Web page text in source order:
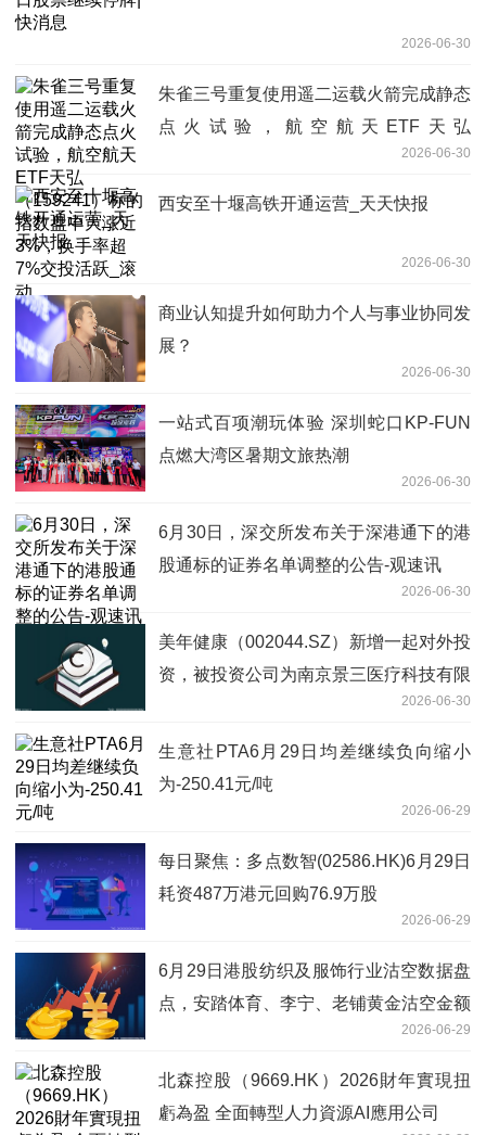
2026-06-30
朱雀三号重复使用遥二运载火箭完成静态
点火试验，航空航天ETF天弘
（159241）标的指数盘中大涨近3%，换
手率超7%交投活跃_滚动
2026-06-30
西安至十堰高铁开通运营_天天快报
2026-06-30
商业认知提升如何助力个人与事业协同发
展？
2026-06-30
一站式百项潮玩体验 深圳蛇口KP-FUN
点燃大湾区暑期文旅热潮
2026-06-30
6月30日，深交所发布关于深港通下的港
股通标的证券名单调整的公告-观速讯
2026-06-30
美年健康（002044.SZ）新增一起对外投
资，被投资公司为南京景三医疗科技有限
2026-06-30
生意社PTA6月29日均差继续负向缩小
为-250.41元/吨
2026-06-29
每日聚焦：多点数智(02586.HK)6月29日
耗资487万港元回购76.9万股
2026-06-29
6月29日港股纺织及服饰行业沽空数据盘
点，安踏体育、李宁、老铺黄金沽空金额
2026-06-29
北森控股（9669.HK）2026財年實現扭
虧為盈 全面轉型人力資源AI應用公司